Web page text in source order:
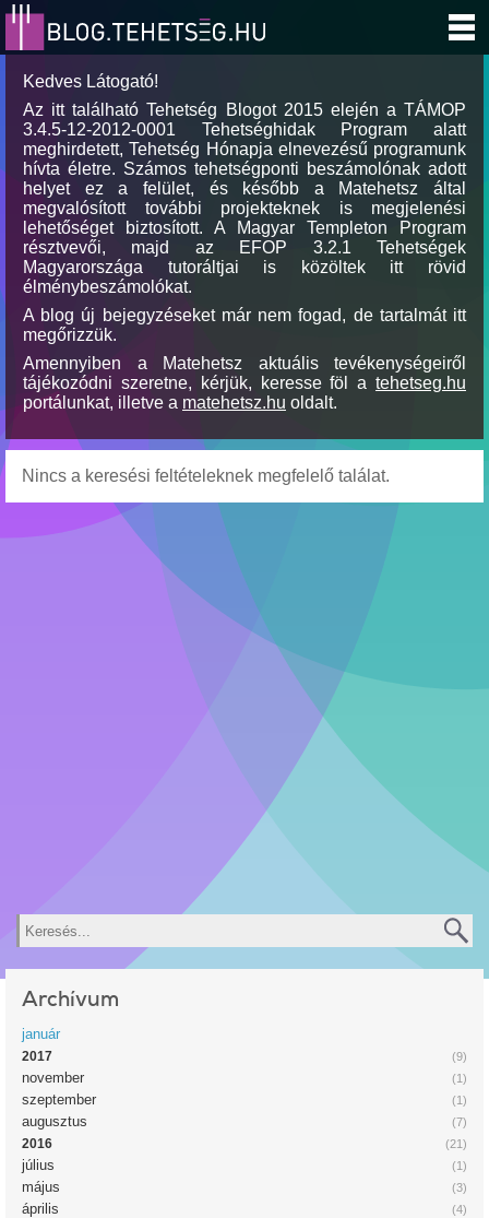
Kedves Látogató!
Az itt található Tehetség Blogot 2015 elején a TÁMOP
3.4.5-12-2012-0001 Tehetséghidak Program alatt
meghirdetett, Tehetség Hónapja elnevezésű programunk
hívta életre. Számos tehetségponti beszámolónak adott
helyet ez a felület, és később a Matehetsz által
megvalósított további projekteknek is megjelenési
lehetőséget biztosított. A Magyar Templeton Program
résztvevői, majd az EFOP 3.2.1 Tehetségek
Magyarországa tutoráltjai is közöltek itt rövid
élménybeszámolókat.
A blog új bejegyzéseket már nem fogad, de tartalmát itt
megőrizzük.
Amennyiben a Matehetsz aktuális tevékenységeiről
tájékozódni szeretne, kérjük, keresse föl a tehetseg.hu
portálunkat, illetve a matehetsz.hu oldalt.
Nincs a keresési feltételeknek megfelelő találat.
Keresés
Archívum
január
(9)
2017
(1)
november
(1)
szeptember
(7)
augusztus
(21)
2016
(1)
július
(3)
május
(4)
április